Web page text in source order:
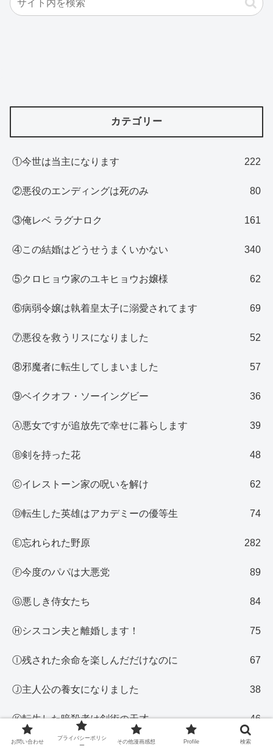
カテゴリー
①今世は当主になります 222
②悪役のエンディングは死のみ 80
③俺レベ ラグナロク 161
④この結婚はどうせうまくいかない 340
⑤クロヒョウ家のユキヒョウお嬢様 62
⑥病弱令嬢は執着皇太子に溺愛されてます 69
⑦悪役を救うリスになりました 52
⑧邪魔者に転生してしまいました 57
⑨ベイクオフ・ソーイングビー 36
Ⓐ悪女ですが追放先で幸せに暮らします 39
Ⓑ剣を持った花 48
Ⓒイレストーン家の呪いを解け 62
Ⓓ転生した英雄はアカデミーの優等生 74
Ⓔ忘れられた野原 282
Ⓕ今度のパパは大悪党 89
Ⓖ悪しき侍女たち 84
Ⓗシスコン夫と離婚します！ 75
Ⓘ残された余命を楽しんだだけなのに 67
Ⓙ主人公の養女になりました 38
Ⓚ転生した暗殺者は剣術の天才 46
お問い合わせ
プライバシーポリシ
ー
その他漫画感想 Profile 検索